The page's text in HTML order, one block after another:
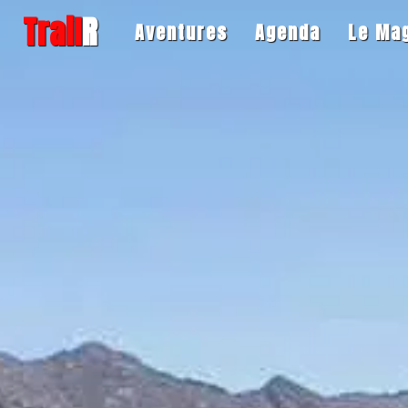
TrailR Aventures Agenda Le